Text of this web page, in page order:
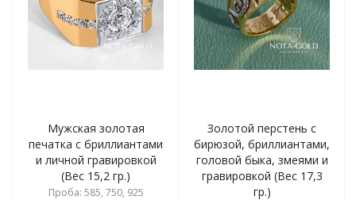
Мужская золотая
печатка с бриллиантами
и личной гравировкой
(Вес 15,2 гр.)
Проба: 585, 750, 925
Золотой перстень с
бирюзой, бриллиантами,
головой быка, змеями и
гравировкой (Вес 17,3
гр.)